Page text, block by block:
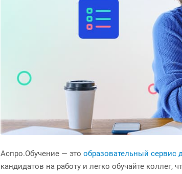
Аспро.Обучение — это образовательный сервис
кандидатов на работу и легко обучайте